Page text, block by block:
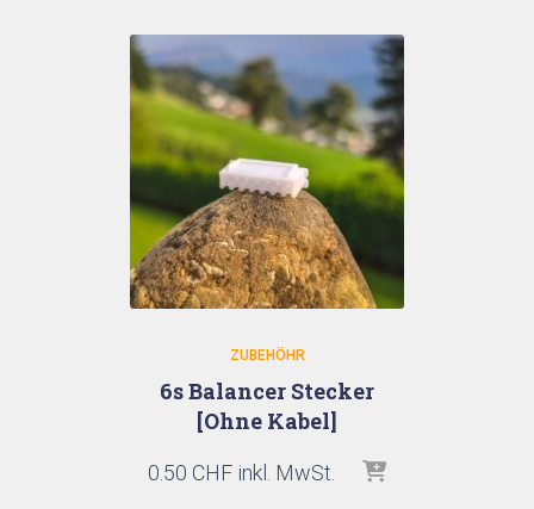
ZUBEHÖHR
6s Balancer Stecker
[Ohne Kabel]
0.50 CHF inkl. MwSt.